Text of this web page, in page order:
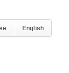
English